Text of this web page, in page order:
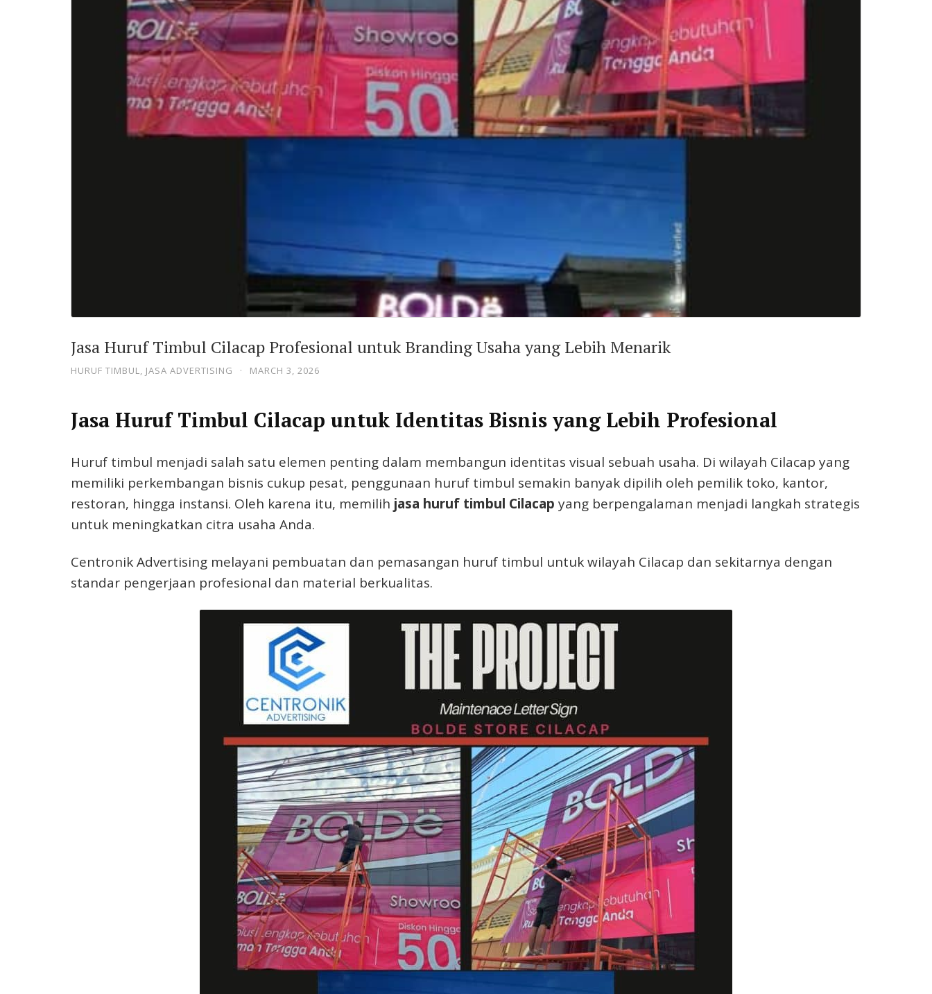
Jasa Huruf Timbul Cilacap Profesional untuk Branding Usaha yang Lebih Menarik
HURUF TIMBUL, JASA ADVERTISING · MARCH 3, 2026
Jasa Huruf Timbul Cilacap untuk Identitas Bisnis yang Lebih Profesional
Huruf timbul menjadi salah satu elemen penting dalam membangun identitas visual sebuah usaha. Di wilayah Cilacap yang
memiliki perkembangan bisnis cukup pesat, penggunaan huruf timbul semakin banyak dipilih oleh pemilik toko, kantor,
restoran, hingga instansi. Oleh karena itu, memilih jasa huruf timbul Cilacap yang berpengalaman menjadi langkah strategis
untuk meningkatkan citra usaha Anda.
Centronik Advertising melayani pembuatan dan pemasangan huruf timbul untuk wilayah Cilacap dan sekitarnya dengan
standar pengerjaan profesional dan material berkualitas.